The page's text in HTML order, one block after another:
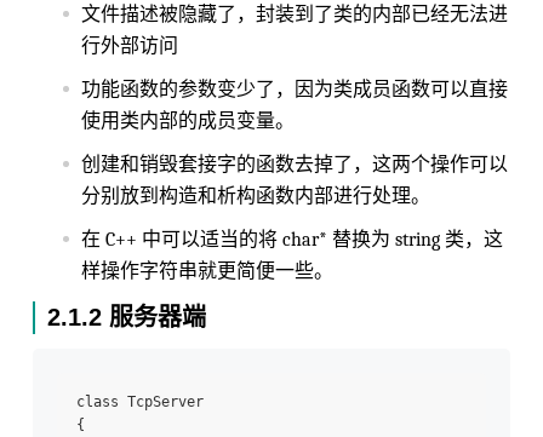
文件描述被隐藏了，封装到了类的内部已经无法进
行外部访问
功能函数的参数变少了，因为类成员函数可以直接
使用类内部的成员变量。
创建和销毁套接字的函数去掉了，这两个操作可以
分别放到构造和析构函数内部进行处理。
在 C++ 中可以适当的将 char* 替换为 string 类，这
样操作字符串就更简便一些。
2.1.2 服务器端
class TcpServer
{